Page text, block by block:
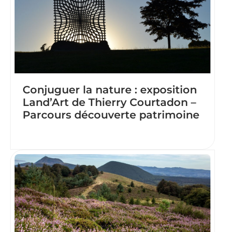
Conjuguer la nature : exposition
Land’Art de Thierry Courtadon –
Parcours découverte patrimoine